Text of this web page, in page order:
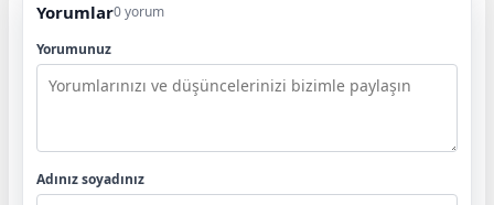
Yorumlar0 yorum
Yorumunuz
Adınız soyadınız